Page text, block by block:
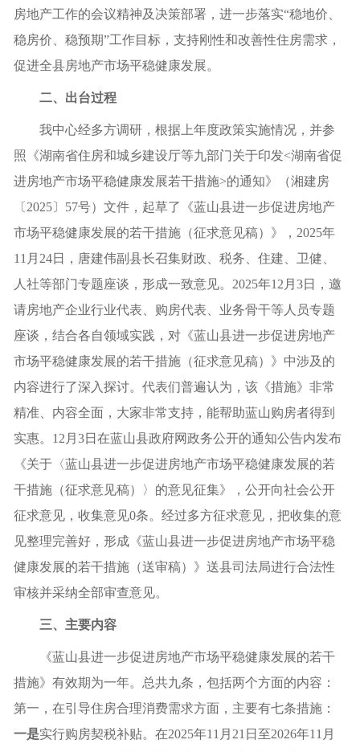
房地产工作的会议精神及决策部署，进一步落实“稳地价、
稳房价、稳预期”工作目标，支持刚性和改善性住房需求，
促进全县房地产市场平稳健康发展。
二、 出台过程
我中心经多方调研，根据上年度政策实施情况，并参
照《湖南省住房和城乡建设厅等九部门关于印发<湖南省促
进房地产市场平稳健康发展若干措施>的通知》（湘建房
〔2025〕57号）文件，起草了《蓝山县进一步促进房地产
市场平稳健康发展的若干措施（征求意见稿）》，2025年
11月24日，唐建伟副县长召集财政、税务、住建、卫健、
人社等部门专题座谈，形成一致意见。2025年12月3日，邀
请房地产企业行业代表、购房代表、业务骨干等人员专题
座谈，结合各自领域实践，对《蓝山县进一步促进房地产
市场平稳健康发展的若干措施（征求意见稿）》中涉及的
内容进行了深入探讨。代表们普遍认为，该《措施》非常
精准、内容全面，大家非常支持，能帮助蓝山购房者得到
实惠。12月3日在蓝山县政府网政务公开的通知公告内发布
《关于〈蓝山县进一步促进房地产市场平稳健康发展的若
干措施（征求意见稿）〉的意见征集》，公开向社会公开
征求意见，收集意见0条。经过多方征求意见，把收集的意
见整理完善好，形成《蓝山县进一步促进房地产市场平稳
健康发展的若干措施（送审稿）》送县司法局进行合法性
审核并采纳全部审查意见。
三、 主要内容
《蓝山县进一步促进房地产市场平稳健康发展的若干
措施》有效期为一年。总共九条，包括两个方面的内容 ：
第一， 在引导住房合理消费需求方面，主要有七条措施：
一是实行购房契税补贴。在2025年11月21日至2026年11月